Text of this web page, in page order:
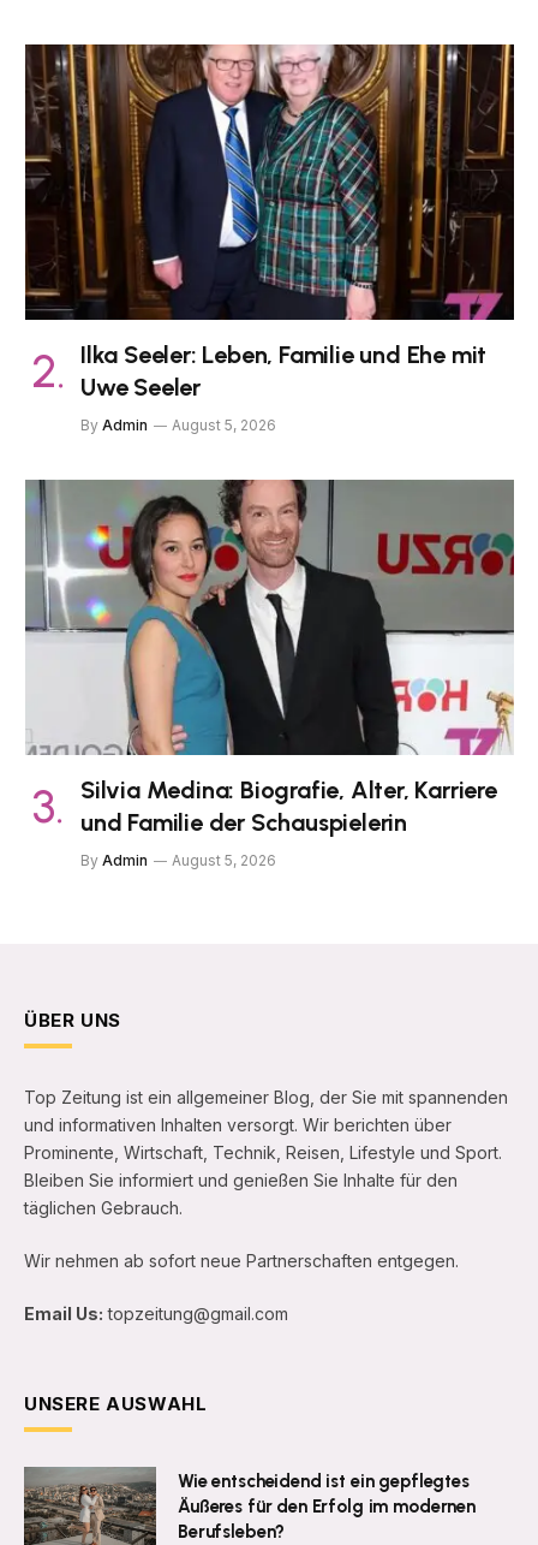
Ilka Seeler: Leben, Familie und Ehe mit
Uwe Seeler
By Admin August 5, 2026
Silvia Medina: Biografie, Alter, Karriere
und Familie der Schauspielerin
By Admin August 5, 2026
ÜBER UNS
Top Zeitung ist ein allgemeiner Blog, der Sie mit spannenden
und informativen Inhalten versorgt. Wir berichten über
Prominente, Wirtschaft, Technik, Reisen, Lifestyle und Sport.
Bleiben Sie informiert und genießen Sie Inhalte für den
täglichen Gebrauch.
Wir nehmen ab sofort neue Partnerschaften entgegen.
Email Us: topzeitung@gmail.com
UNSERE AUSWAHL
Wie entscheidend ist ein gepflegtes
Äußeres für den Erfolg im modernen
Berufsleben?